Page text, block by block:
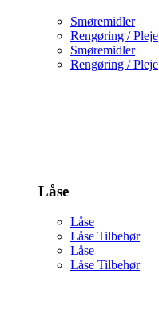
Smøremidler
Rengøring / Pleje
Smøremidler
Rengøring / Pleje
Låse
Låse
Låse Tilbehør
Låse
Låse Tilbehør